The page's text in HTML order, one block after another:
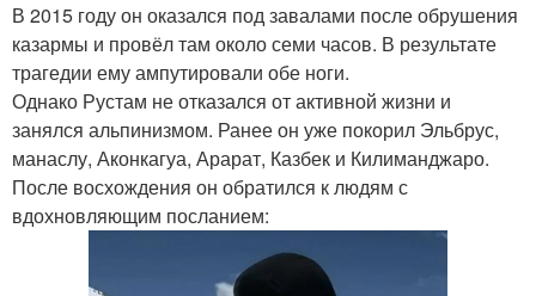
В 2015 году он оказался под завалами после обрушения
казармы и провёл там около семи часов. В результате
трагедии ему ампутировали обе ноги.
Однако Рустам не отказался от активной жизни и
занялся альпинизмом. Ранее он уже покорил Эльбрус,
манаслу, Аконкагуа, Арарат, Казбек и Килиманджаро.
После восхождения он обратился к людям с
вдохновляющим посланием: